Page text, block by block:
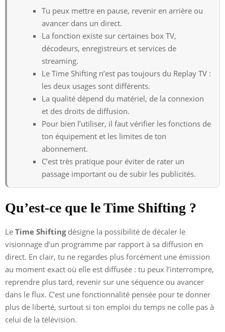
Tu peux mettre en pause, revenir en arrière ou
avancer dans un direct.
La fonction existe sur certaines box TV,
décodeurs, enregistreurs et services de
streaming.
Le Time Shifting n’est pas toujours du Replay TV :
les deux usages sont différents.
La qualité dépend du matériel, de la connexion
et des droits de diffusion.
Pour bien l’utiliser, il faut vérifier les fonctions de
ton équipement et les limites de ton
abonnement.
C’est très pratique pour éviter de rater un
passage important ou de subir les publicités.
Qu’est-ce que le Time Shifting ?
Le Time Shiftingdésigne la possibilité de décaler le
visionnage d’un programme par rapport à sa diffusion en
direct. En clair, tu ne regardes plus forcément une émission
au moment exact où elle est diffusée : tu peux l’interrompre,
reprendre plus tard, revenir sur une séquence ou avancer
dans le flux. C’est une fonctionnalité pensée pour te donner
plus de liberté, surtout si ton emploi du temps ne colle pas à
celui de la télévision.